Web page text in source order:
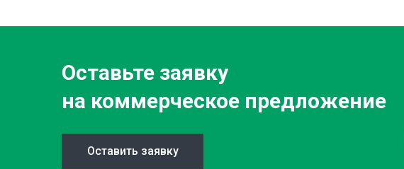
Оставьте заявку
на коммерческое предложение
Оставить заявку